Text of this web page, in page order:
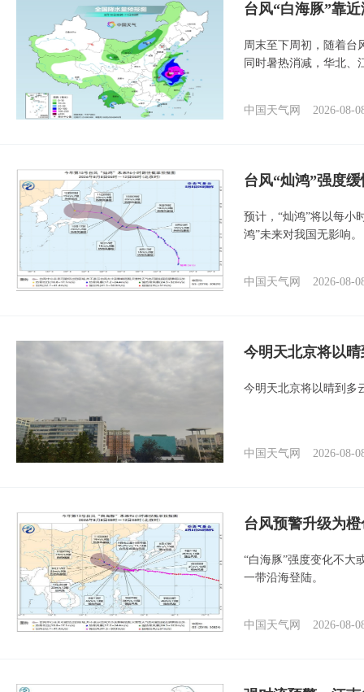
台风“白海豚”靠
周末至下周初，随着台
同时暑热消减，华北、
中国天气网 2026-08-
台风“灿鸿”强度
预计，“灿鸿”将以每小
鸿”未来对我国无影响。
中国天气网 2026-08-
今明天北京将以
今明天北京将以晴到多
中国天气网 2026-08-
台风预警升级为
“白海豚”强度变化不大
一带沿海登陆。
中国天气网 2026-08-